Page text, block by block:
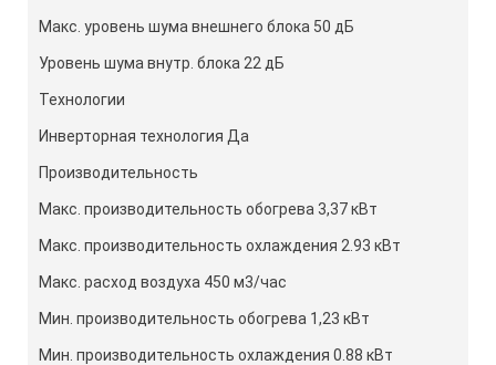
Макс. уровень шума внешнего блока 50 дБ
Уровень шума внутр. блока 22 дБ
Технологии
Инверторная технология Да
Производительность
Макс. производительность обогрева 3,37 кВт
Макс. производительность охлаждения 2.93 кВт
Макс. расход воздуха 450 м3/час
Мин. производительность обогрева 1,23 кВт
Мин. производительность охлаждения 0.88 кВт